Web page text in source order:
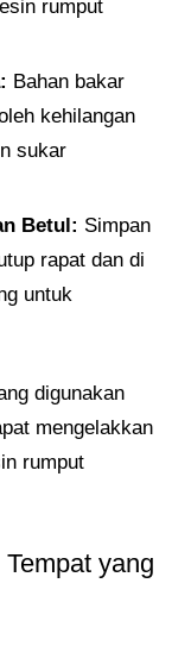
rumput
Bahan bakar
kehilangan
sukar
Betul: Simpan
rapat dan di
untuk
digunakan
mengelakkan
rumput
yang